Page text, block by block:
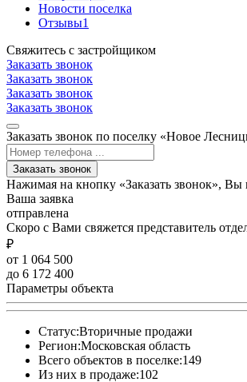
Новости поселка
Отзывы1
Свяжитесь с застройщиком
Заказать звонок
Заказать звонок
Заказать звонок
Заказать звонок
Заказать звонок по поселку «Новое
Заказать звонок
Нажимая на кнопку «Заказать звонок», Вы
Ваша заявка
отправлена
Скоро с Вами свяжется представитель
₽
от 1 064 500
до 6 172 400
Параметры объекта
Статус:Вторичные продажи
Регион:Московская область
Всего объектов в поселке:149
Из них в продаже:102